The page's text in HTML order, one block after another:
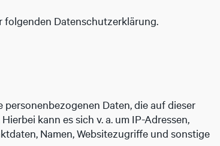
folgenden Datenschutzerklärung.
Daten, die auf dieser
kann es sich v. a. um IP-Adressen,
Namen, Websitezugriffe und sonstige